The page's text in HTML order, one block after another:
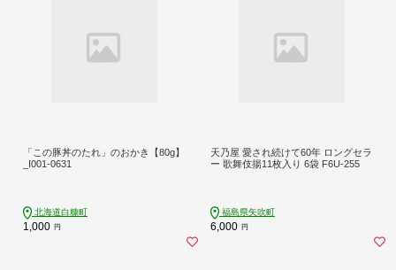
「この豚丼のたれ」のおかき【80g】
_I001-0631
北海道白糠町
1,000 円
天乃屋 愛され続けて60年 ロングセラ
ー 歌舞伎揚11枚入り 6袋 F6U-255
福島県矢吹町
6,000 円